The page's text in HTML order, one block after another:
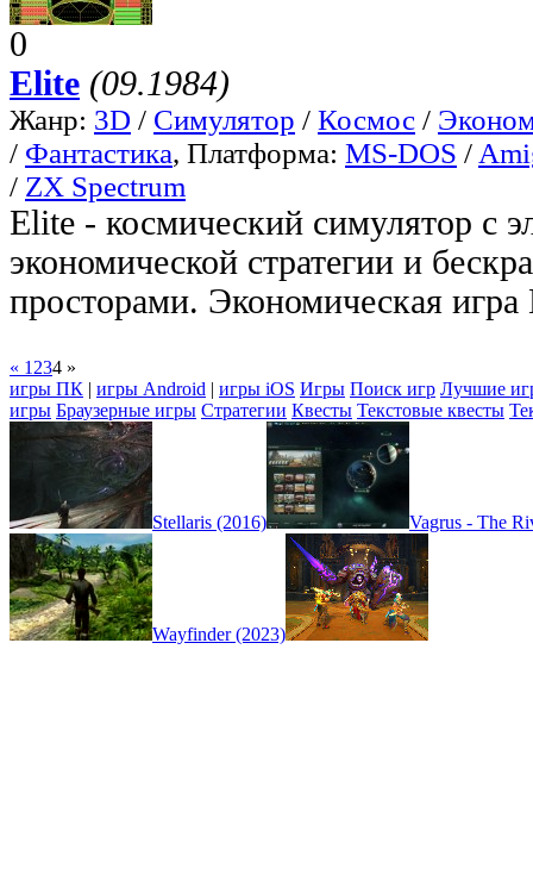
0
Elite (09.1984)
Жанр: 3D / Симулятор / Космос /
/ Фантастика, Платформа: MS-DOS /
/ ZX Spectrum
Elite - космический симулятор с
экономической стратегии и
просторами. Экономическая
« 1 234 »
игры ПК | игры Android | игры iOS Игры Поиск игр Лучшие
игры Браузерные игры Стратегии Квесты Текстовые квесты
Stellaris (2016) Vagrus - The
Wayfinder (2023)